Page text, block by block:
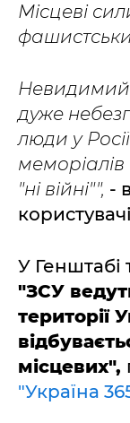
Місцеві
Невидимий
дуже
люди у
"ні війні"", -
У Генштабі
"ЗСУ
території
місцевих",
"Україна